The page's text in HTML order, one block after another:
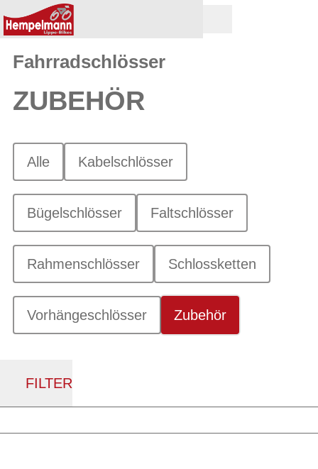
Fahrradschlösser
ZUBEHÖR
Alle Kabelschlösser
Bügelschlösser Faltschlösser
Rahmenschlösser Schlossketten
Vorhängeschlösser Zubehör
FILTER